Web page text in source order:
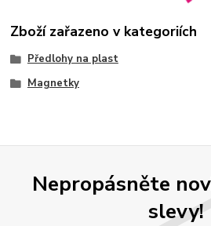
Zboží zařazeno v kategoriích
Předlohy na plast
Magnetky
Nepropásněte
slevy!